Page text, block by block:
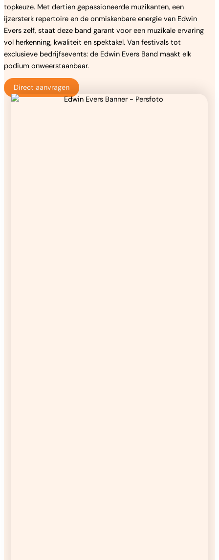
topkeuze. Met dertien gepassioneerde muzikanten, een
ijzersterk repertoire en de onmiskenbare energie van Edwin
Evers zelf, staat deze band garant voor een muzikale ervaring
vol herkenning, kwaliteit en spektakel. Van festivals tot
exclusieve bedrijfsevents: de Edwin Evers Band maakt elk
podium onweerstaanbaar.
Direct aanvragen